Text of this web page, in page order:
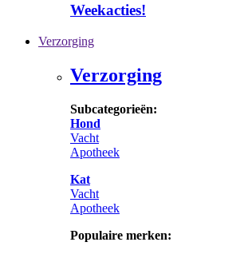
Weekacties!
Verzorging
Verzorging
Subcategorieën:
Hond
Vacht
Apotheek
Kat
Vacht
Apotheek
Populaire merken: